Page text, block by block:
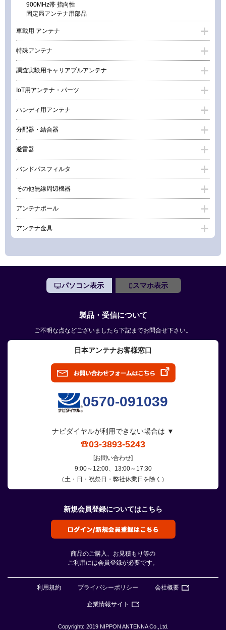
900MHz帯 指向性
固定局アンテナ用部品
車載用 アンテナ
特殊アンテナ
調査実験用キャリアブルアンテナ
IoT用アンテナ・パーツ
ハンディ用アンテナ
分配器・結合器
避雷器
バンドパスフィルタ
その他無線周辺機器
アンテナポール
アンテナ金具
パソコン表示 スマホ表示
製品・受信について
ご不明な点などございましたら下記までお問合せ下さい。
日本アンテナお客様窓口
0570-091039
ナビダイヤルが利用できない場合は ▼
03-3893-5243
[お問い合わせ]
9:00～12:00、13:00～17:30
（土・日・祝祭日・弊社休業日を除く）
新規会員登録についてはこちら
商品のご購入、お見積もり等の
ご利用には会員登録が必要です。
利用規約 プライバシーポリシー 会社概要
企業情報サイト
Copyrightc 2019 NIPPON ANTENNA Co.,Ltd.